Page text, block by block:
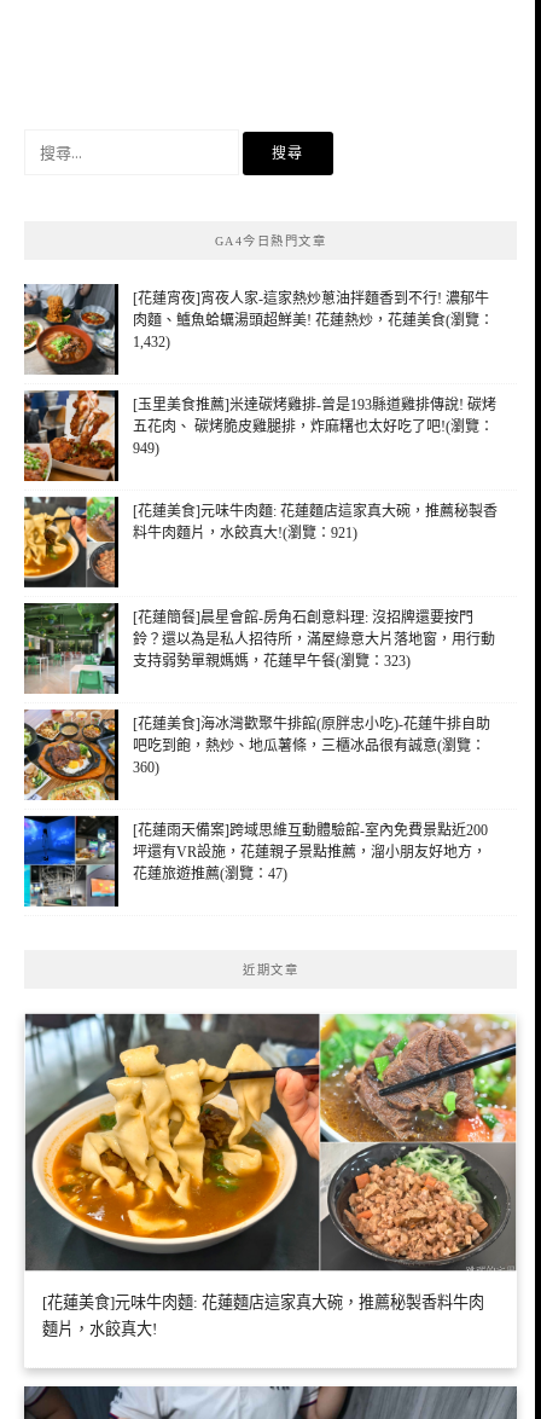
GA4今日熱門文章
[花蓮宵夜]宵夜人家-這家熱炒蔥油拌麵香到不行! 濃郁牛
肉麵、鱸魚蛤蠣湯頭超鮮美! 花蓮熱炒，花蓮美食(瀏覽：
1,432)
[玉里美食推薦]米達碳烤雞排-曾是193縣道雞排傳說! 碳烤
五花肉、 碳烤脆皮雞腿排，炸麻糬也太好吃了吧!(瀏覽：
949)
[花蓮美食]元味牛肉麵: 花蓮麵店這家真大碗，推薦秘製香
料牛肉麵片，水餃真大!(瀏覽：921)
[花蓮簡餐]晨星會館-房角石創意料理: 沒招牌還要按門
鈴？還以為是私人招待所，滿屋綠意大片落地窗，用行動
支持弱勢單親媽媽，花蓮早午餐(瀏覽：323)
[花蓮美食]海冰灣歡聚牛排館(原胖忠小吃)-花蓮牛排自助
吧吃到飽，熱炒、地瓜薯條，三櫃冰品很有誠意(瀏覽：
360)
[花蓮雨天備案]跨域思維互動體驗館-室內免費景點近200
坪還有VR設施，花蓮親子景點推薦，溜小朋友好地方，
花蓮旅遊推薦(瀏覽：47)
近期文章
[花蓮美食]元味牛肉麵: 花蓮麵店這家真大碗，推薦秘製香料牛肉
麵片，水餃真大!